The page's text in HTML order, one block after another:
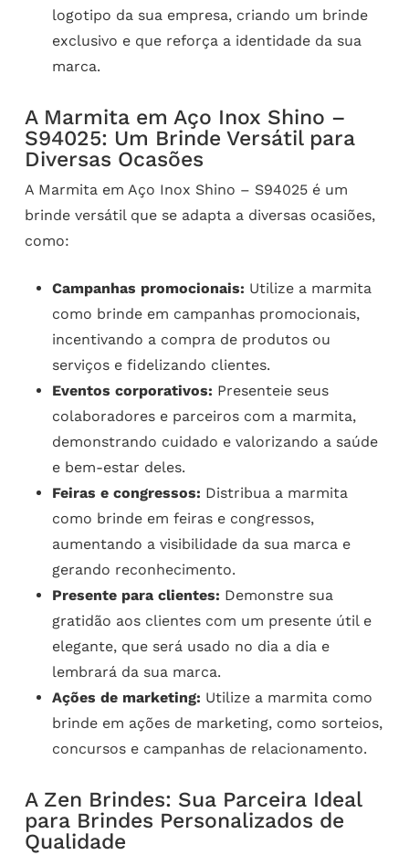
logotipo da sua empresa, criando um brinde
exclusivo e que reforça a identidade da sua
marca.
A Marmita em Aço Inox Shino –
S94025: Um Brinde Versátil para
Diversas Ocasões
A Marmita em Aço Inox Shino – S94025 é um
brinde versátil que se adapta a diversas ocasiões,
como:
Campanhas promocionais: Utilize a marmita
como brinde em campanhas promocionais,
incentivando a compra de produtos ou
serviços e fidelizando clientes.
Eventos corporativos: Presenteie seus
colaboradores e parceiros com a marmita,
demonstrando cuidado e valorizando a saúde
e bem-estar deles.
Feiras e congressos: Distribua a marmita
como brinde em feiras e congressos,
aumentando a visibilidade da sua marca e
gerando reconhecimento.
Presente para clientes: Demonstre sua
gratidão aos clientes com um presente útil e
elegante, que será usado no dia a dia e
lembrará da sua marca.
Ações de marketing: Utilize a marmita como
brinde em ações de marketing, como sorteios,
concursos e campanhas de relacionamento.
A Zen Brindes: Sua Parceira Ideal
para Brindes Personalizados de
Qualidade